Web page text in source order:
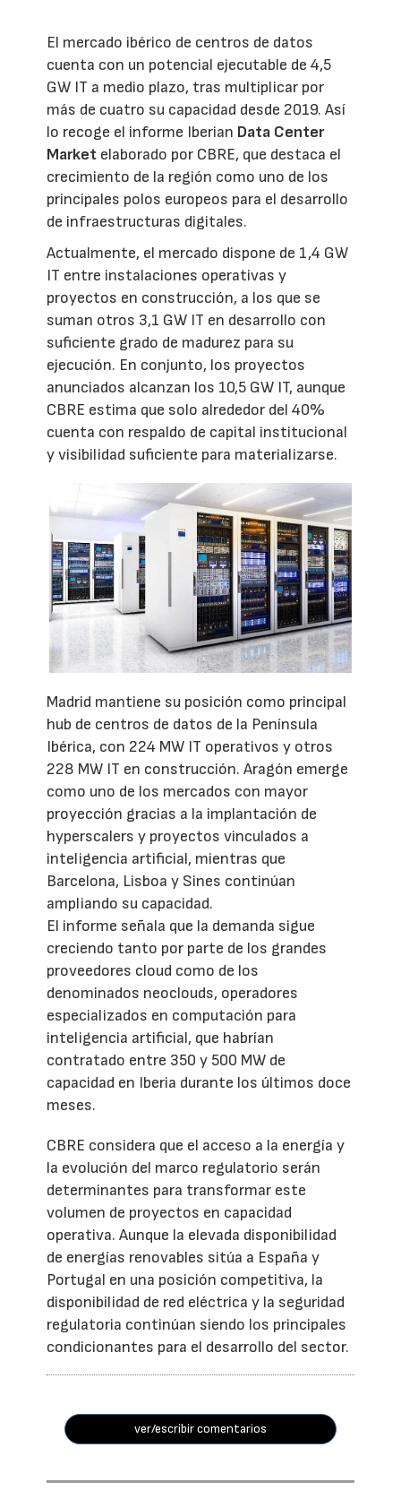
El mercado ibérico de centros de datos
cuenta con un potencial ejecutable de 4,5
GW IT a medio plazo, tras multiplicar por
más de cuatro su capacidad desde 2019. Así
lo recoge el informe Iberian Data Center
Market elaborado por CBRE, que destaca el
crecimiento de la región como uno de los
principales polos europeos para el desarrollo
de infraestructuras digitales.
Actualmente, el mercado dispone de 1,4 GW
IT entre instalaciones operativas y
proyectos en construcción, a los que se
suman otros 3,1 GW IT en desarrollo con
suficiente grado de madurez para su
ejecución. En conjunto, los proyectos
anunciados alcanzan los 10,5 GW IT, aunque
CBRE estima que solo alrededor del 40%
cuenta con respaldo de capital institucional
y visibilidad suficiente para materializarse.
Madrid mantiene su posición como principal
hub de centros de datos de la Península
Ibérica, con 224 MW IT operativos y otros
228 MW IT en construcción. Aragón emerge
como uno de los mercados con mayor
proyección gracias a la implantación de
hyperscalers y proyectos vinculados a
inteligencia artificial, mientras que
Barcelona, Lisboa y Sines continúan
ampliando su capacidad.
El informe señala que la demanda sigue
creciendo tanto por parte de los grandes
proveedores cloud como de los
denominados neoclouds, operadores
especializados en computación para
inteligencia artificial, que habrían
contratado entre 350 y 500 MW de
capacidad en Iberia durante los últimos doce
meses.
CBRE considera que el acceso a la energía y
la evolución del marco regulatorio serán
determinantes para transformar este
volumen de proyectos en capacidad
operativa. Aunque la elevada disponibilidad
de energías renovables sitúa a España y
Portugal en una posición competitiva, la
disponibilidad de red eléctrica y la seguridad
regulatoria continúan siendo los principales
condicionantes para el desarrollo del sector.
ver/escribir comentarios